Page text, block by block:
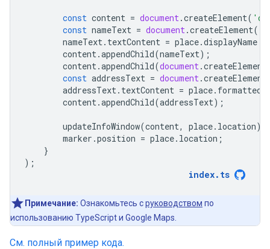
const content = document.createElement(
const nameText = document.createElement(
nameText. textContent = place.displayName
content.appendChild(nameText);
content.appendChild(document.createElement
const addressText = document.createElement
addressText. textContent = place.
content.appendChild(addressText);
updateInfoWindow(content, place. location);
marker .position = place. location ;
}
);
index. ts
Примечание: Ознакомьтесь сруководством по
использованию TypeScript и Google Maps.
См. полный пример кода.